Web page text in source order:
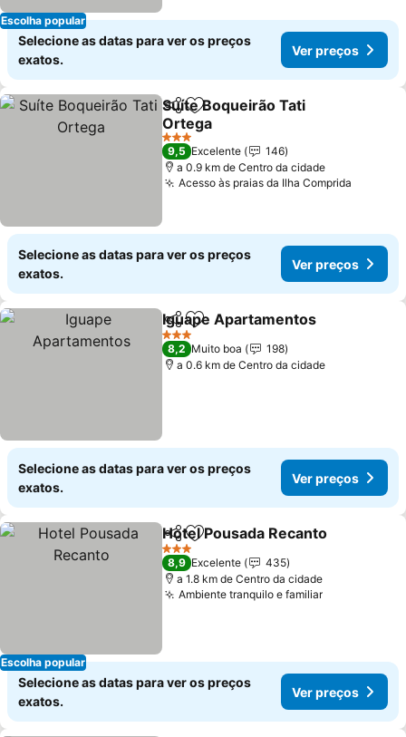
Escolha popular
Selecione as datas para ver os preços
exatos.
Ver preços
PartilharAdicionar aos favoritos
Suíte Boqueirão Tati
Ortega
Ver preços
3 Estrelas
9,5 Excelente
146
a 0.9 km de Centro da cidade
Acesso às praias da Ilha Comprida
Selecione as datas para ver os preços
exatos.
Ver preços
PartilharAdicionar aos favoritos
Iguape Apartamentos
3 Estrelas
8,2 Muito boa
198
a 0.6 km de Centro da cidade
Selecione as datas para ver os preços
exatos.
Ver preços
Escolha popular
PartilharAdicionar aos favoritos
Hotel Pousada Recanto
3 Estrelas
8,9 Excelente
435
a 1.8 km de Centro da cidade
Ambiente tranquilo e familiarVer preços
Selecione as datas para ver os preços
exatos.
Ver preços